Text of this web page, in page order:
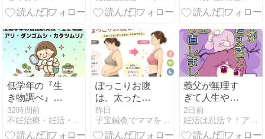
娠体験談73】
低学年の『生
き物調べ』は
身近な生き物
で決まり‼️自由
研究の他のテ
32時間前
ぽっこりお腹
は、太っただ
けのことでは
ない
昨日
義父が無理す
ぎて人生やり
直し-91【読者
さん妊活／妊
娠体験談73】
2日前